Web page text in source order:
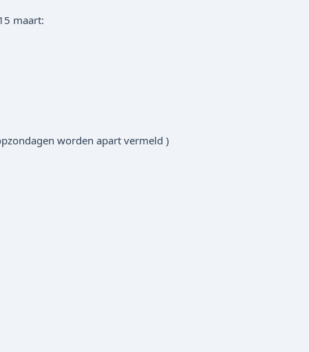
maart:
worden apart vermeld )